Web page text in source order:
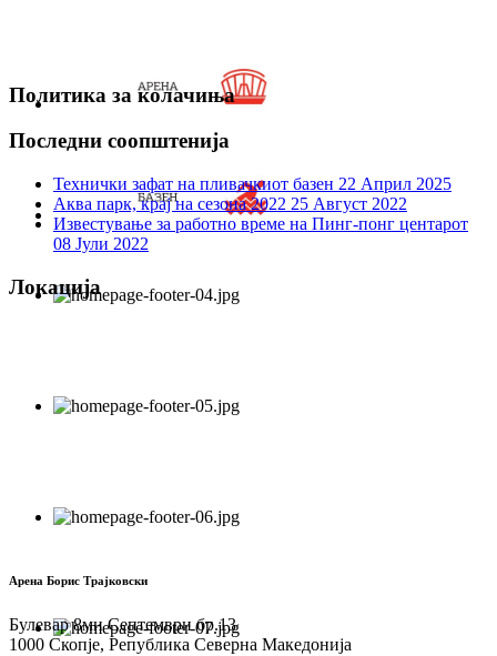
Политика за колачиња
Последни соопштенија
Технички зафат на пливачкиот базен 22 Април 2025
Аква парк, крај на сезона 2022 25 Август 2022
Известување за работно време на Пинг-понг центарот
08 Јули 2022
Локација
Арена Борис Трајковски
Булевар 8ми Септември бр.13
1000 Скопје, Република Северна Македонија